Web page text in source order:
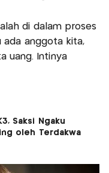
di dalam proses
ada anggota kita,
uang. Intinya
Saksi Ngaku
oleh Terdakwa